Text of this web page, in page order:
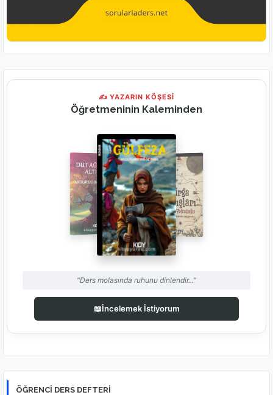
✍ YAZARIN KÖŞESİ
Öğretmeninin Kaleminden
"Ders molasında ruhunu dinlendir..."
📖İncelemek İstiyorum
ÖĞRENCI DERS DEFTERI